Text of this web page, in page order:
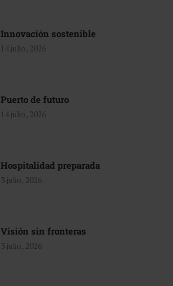
Innovación sostenible
14 julio, 2026
Puerto de futuro
14 julio, 2026
Hospitalidad preparada
3 julio, 2026
Visión sin fronteras
3 julio, 2026